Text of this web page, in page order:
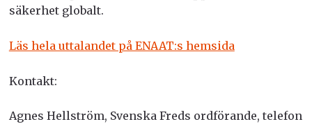
säkerhet globalt.
Läs hela uttalandet på ENAAT:s hemsida
Kontakt:
Agnes Hellström, Svenska Freds ordförande, telefon